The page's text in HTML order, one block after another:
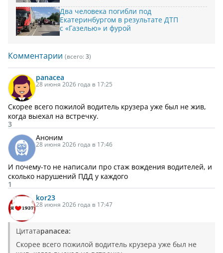
Два человека погибли под
Екатеринбургом в результате ДТП
с «Газелью» и фурой
Комментарии (всего: 3)
panacea
28 июня 2026 года в 17:25
Скорее всего пожилой водитель крузера уже был не жив,
когда выехал на встречку.
3
Аноним
28 июня 2026 года в 17:46
И почему-то не написали про стаж вождения водителей, и
сколько нарушений ПДД у каждого
1
kor23
28 июня 2026 года в 17:47
Цитатаpanacea:
Скорее всего пожилой водитель крузера уже был не